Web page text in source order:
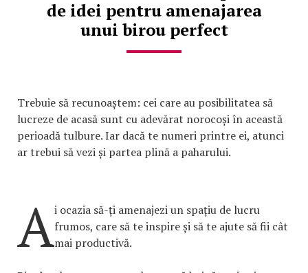
de idei pentru amenajarea
unui birou perfect
Trebuie să recunoaștem: cei care au posibilitatea să
lucreze de acasă sunt cu adevărat norocoși în această
perioadă tulbure. Iar dacă te numeri printre ei, atunci
ar trebui să vezi și partea plină a paharului.
Ai ocazia să-ți amenajezi un spațiu de lucru
frumos, care să te inspire și să te ajute să fii cât
mai productivă.